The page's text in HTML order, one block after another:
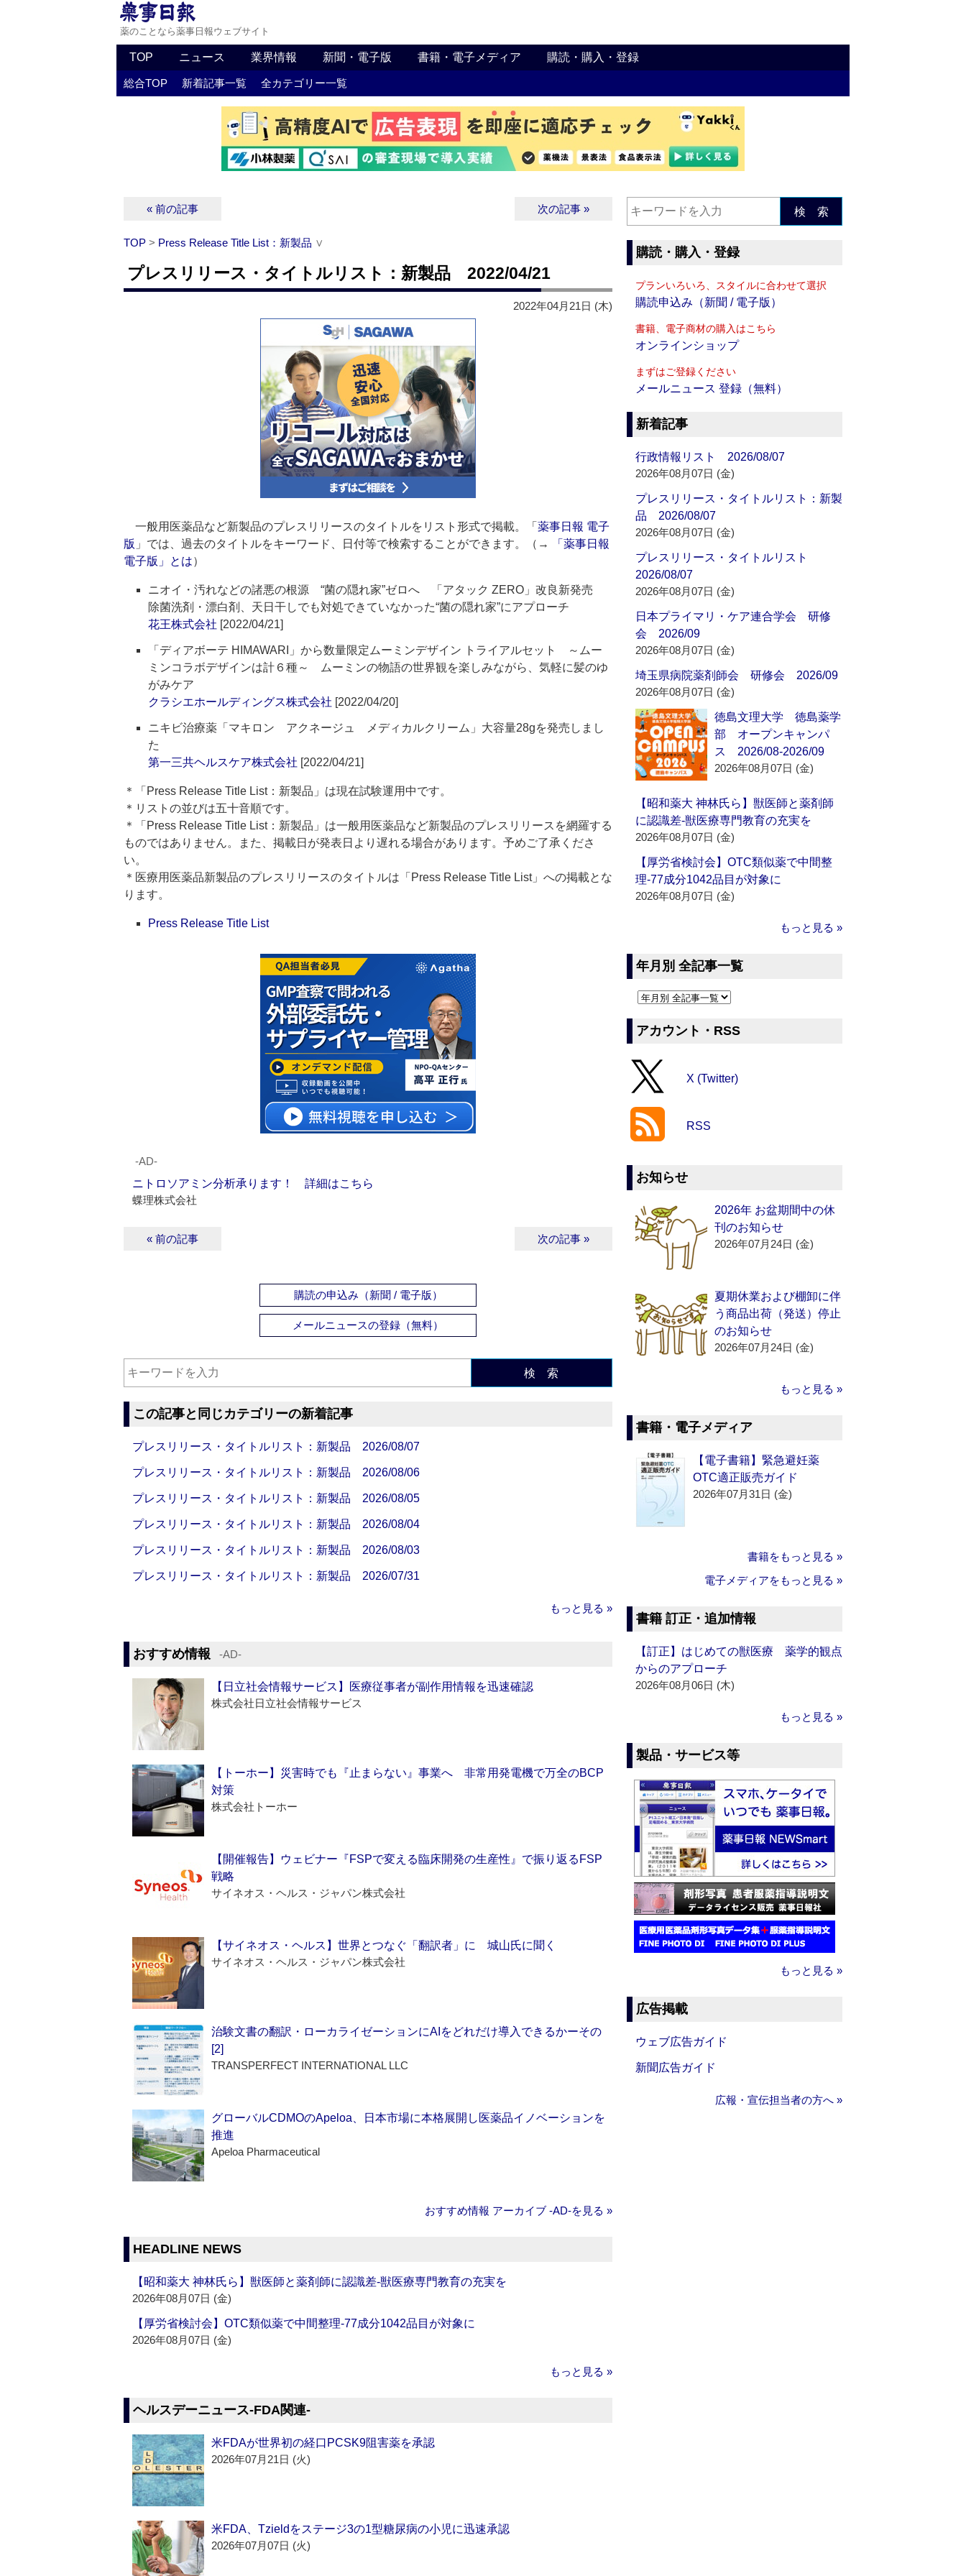
薬のことなら薬事日報ウェブサイト
TOP ニュース 業界情報 新聞・電子版 書籍・電子メディア 購読・購入・登録
総合TOP 新着記事一覧 全カテゴリー一覧
« 前の記事 次の記事 »
TOP > Press Release Title List：新製品 ∨
プレスリリース・タイトルリスト：新製品 2022/04/21
2022年04月21日 (木)
一般用医薬品など新製品のプレスリリースのタイトルをリスト形式で掲載。「 薬事日報 電子
版 」では、過去のタイトルをキーワード、日付等で検索することができます。（→
「薬事日報
電子版」とは）
ニオイ・汚れなどの諸悪の根源 “菌の隠れ家”ゼロへ 「アタック ZERO」改良新発売
除菌洗剤・漂白剤、天日干しでも対処できていなかった“菌の隠れ家”にアプローチ
花王株式会社 [2022/04/21]
「ディアボーテ HIMAWARI」から数量限定ムーミンデザイン トライアルセット ～ムー
ミンコラボデザインは計６種～ ムーミンの物語の世界観を楽しみながら、気軽に髪のゆ
がみケア
クラシエホールディングス株式会社 [2022/04/20]
ニキビ治療薬「マキロン アクネージュ メディカルクリーム」大容量28gを発売しまし
た
第一三共ヘルスケア株式会社 [2022/04/21]
＊「Press Release Title List：新製品」は現在試験運用中です。
＊リストの並びは五十音順です。
＊「Press Release Title List：新製品」は一般用医薬品など新製品のプレスリリースを網羅する
ものではありません。また、掲載日が発表日より遅れる場合があります。予めご了承くださ
い。
＊医療用医薬品新製品のプレスリリースのタイトルは「Press Release Title List」への掲載とな
ります。
Press Release Title List
‐AD‐
ニトロソアミン分析承ります！ 詳細はこちら
蝶理株式会社
« 前の記事 次の記事 »
購読の申込み（新聞 / 電子版）
メールニュースの登録（無料）
検 索
この記事と同じカテゴリーの新着記事
プレスリリース・タイトルリスト：新製品 2026/08/07
プレスリリース・タイトルリスト：新製品 2026/08/06
プレスリリース・タイトルリスト：新製品 2026/08/05
プレスリリース・タイトルリスト：新製品 2026/08/04
プレスリリース・タイトルリスト：新製品 2026/08/03
プレスリリース・タイトルリスト：新製品 2026/07/31
もっと見る »
おすすめ情報 ‐AD‐
【日立社会情報サービス】医療従事者が副作用情報を迅速確認
株式会社日立社会情報サービス
【トーホー】災害時でも『止まらない』事業へ 非常用発電機で万全のBCP
対策
株式会社トーホー
【開催報告】ウェビナー『FSPで変える臨床開発の生産性』で振り返るFSP
戦略
サイネオス・ヘルス・ジャパン株式会社
【サイネオス・ヘルス】世界とつなぐ「翻訳者」に 城山氏に聞く
サイネオス・ヘルス・ジャパン株式会社
治験文書の翻訳・ローカライゼーションにAIをどれだけ導入できるかーその
[2]
TRANSPERFECT INTERNATIONAL LLC
グローバルCDMOのApeloa、日本市場に本格展開し医薬品イノベーションを
推進
Apeloa Pharmaceutical
おすすめ情報 アーカイブ ‐AD‐を見る »
HEADLINE NEWS
【昭和薬大 神林氏ら】獣医師と薬剤師に認識差‐獣医療専門教育の充実を
2026年08月07日 (金)
【厚労省検討会】OTC類似薬で中間整理‐77成分1042品目が対象に
2026年08月07日 (金)
もっと見る »
ヘルスデーニュース‐FDA関連‐
米FDAが世界初の経口PCSK9阻害薬を承認
2026年07月21日 (火)
米FDA、Tzieldをステージ3の1型糖尿病の小児に迅速承認
2026年07月07日 (火)
検 索
購読・購入・登録
プランいろいろ、スタイルに合わせて選択
購読申込み（新聞 / 電子版）
書籍、電子商材の購入はこちら
オンラインショップ
まずはご登録ください
メールニュース 登録（無料）
新着記事
行政情報リスト 2026/08/07
2026年08月07日 (金)
プレスリリース・タイトルリスト：新製
品 2026/08/07
2026年08月07日 (金)
プレスリリース・タイトルリスト
2026/08/07
2026年08月07日 (金)
日本プライマリ・ケア連合学会 研修
会 2026/09
2026年08月07日 (金)
埼玉県病院薬剤師会 研修会 2026/09
2026年08月07日 (金)
徳島文理大学 徳島薬学
部 オープンキャンパ
ス 2026/08-2026/09
2026年08月07日 (金)
【昭和薬大 神林氏ら】獣医師と薬剤師
に認識差‐獣医療専門教育の充実を
2026年08月07日 (金)
【厚労省検討会】OTC類似薬で中間整
理‐77成分1042品目が対象に
2026年08月07日 (金)
もっと見る »
年月別 全記事一覧
アカウント・RSS
X (Twitter)
RSS
お知らせ
2026年 お盆期間中の休
刊のお知らせ
2026年07月24日 (金)
夏期休業および棚卸に伴
う商品出荷（発送）停止
のお知らせ
2026年07月24日 (金)
もっと見る »
書籍・電子メディア
【電子書籍】緊急避妊薬
OTC適正販売ガイド
2026年07月31日 (金)
書籍をもっと見る »
電子メディアをもっと見る »
書籍 訂正・追加情報
【訂正】はじめての獣医療 薬学的観点
からのアプローチ
2026年08月06日 (木)
もっと見る »
製品・サービス等
もっと見る »
広告掲載
ウェブ広告ガイド
新聞広告ガイド
広報・宣伝担当者の方へ »